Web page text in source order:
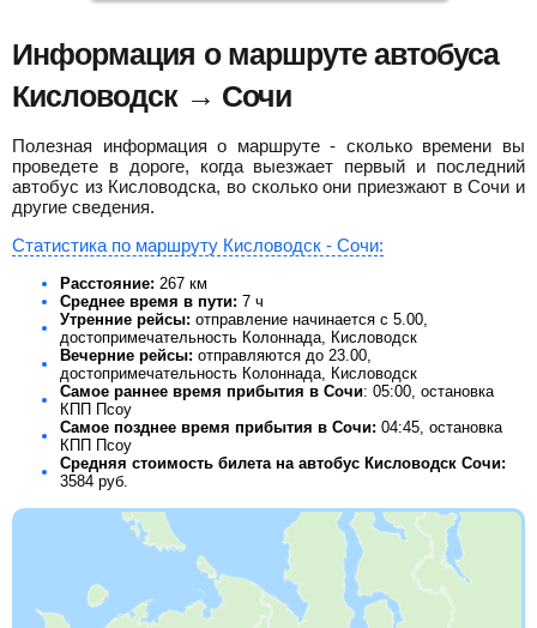
Информация о маршруте автобуса
Кисловодск → Сочи
Полезная информация о маршруте - сколько времени вы
проведете в дороге, когда выезжает первый и последний
автобус из Кисловодска, во сколько они приезжают в Сочи и
другие сведения.
Статистика по маршруту Кисловодск - Сочи:
Расстояние: 267 км
Среднее время в пути: 7 ч
Утренние рейсы: отправление начинается с 5.00,
достопримечательность Колоннада, Кисловодск
Вечерние рейсы: отправляются до 23.00,
достопримечательность Колоннада, Кисловодск
Самое раннее время прибытия в Сочи: 05:00, остановка
КПП Псоу
Самое позднее время прибытия в Сочи: 04:45, остановка
КПП Псоу
Средняя стоимость билета на автобус Кисловодск Сочи:
3584 руб.